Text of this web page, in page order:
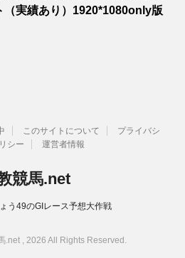
（実績あり）1920*1080only版
このサイトについて
プライバシ
シー
運営者情報
競馬.net
う49のGIレース予想大作戦
.net , 2026 All Rights Reserved.